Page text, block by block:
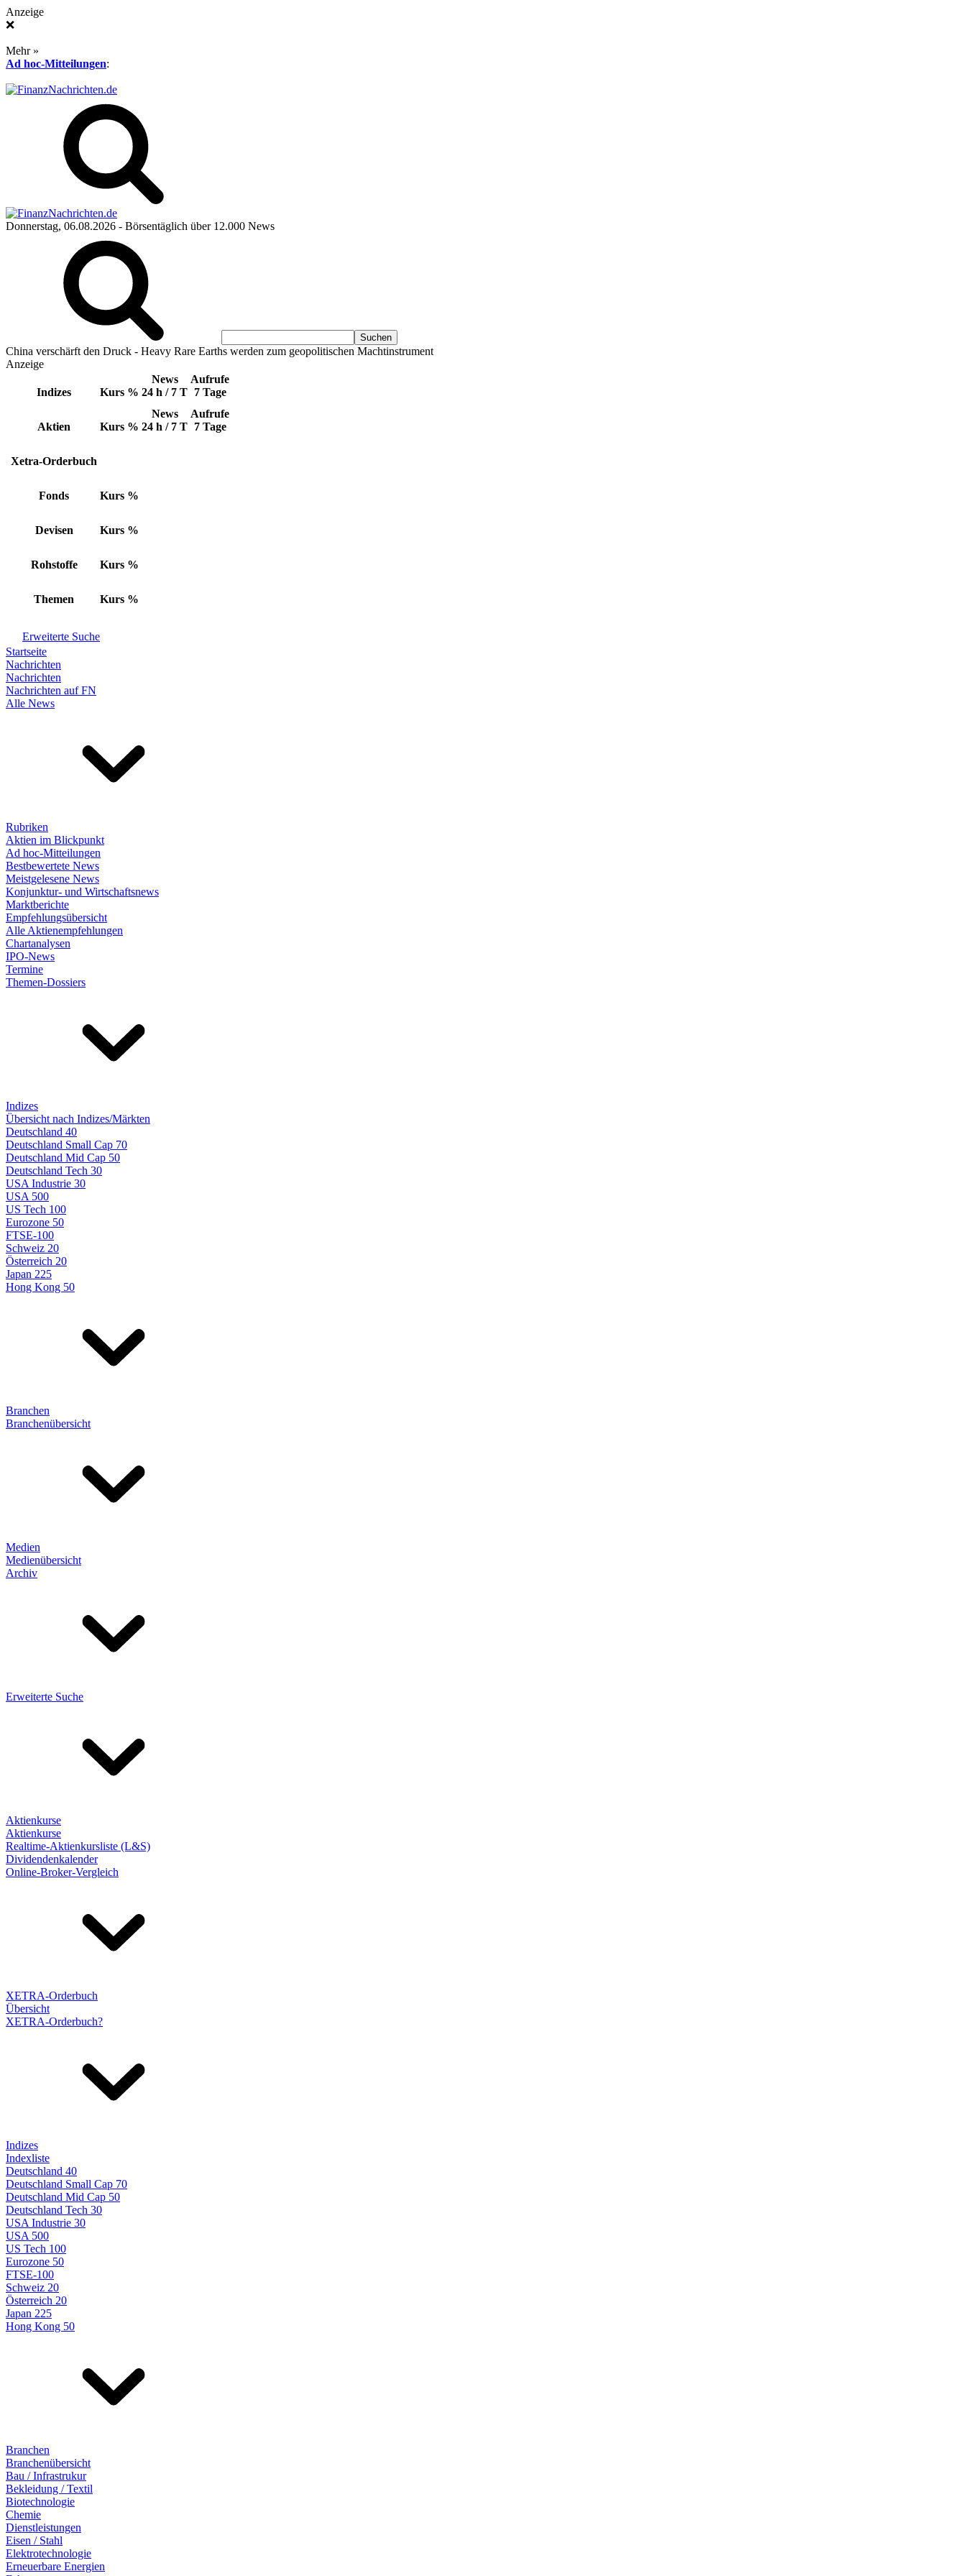
Anzeige
❌
Mehr »
Ad hoc-Mitteilungen:
Donnerstag, 06.08.2026 - Börsentäglich über 12.000 News
China verschärft den Druck - Heavy Rare Earths werden zum geopolitischen Machtinstrument
Anzeige
Indizes Kurs %
News
24 h / 7 T
Aufrufe
7 Tage
Aktien Kurs %
News
24 h / 7 T
Aufrufe
7 Tage
Xetra-Orderbuch
Fonds Kurs %
Devisen Kurs %
Rohstoffe Kurs %
Themen Kurs %
Erweiterte Suche
Startseite
Nachrichten
Nachrichten
Nachrichten auf FN
Alle News
Rubriken
Aktien im Blickpunkt
Ad hoc-Mitteilungen
Bestbewertete News
Meistgelesene News
Konjunktur- und Wirtschaftsnews
Marktberichte
Empfehlungsübersicht
Alle Aktienempfehlungen
Chartanalysen
IPO-News
Termine
Themen-Dossiers
Indizes
Übersicht nach Indizes/Märkten
Deutschland 40
Deutschland Small Cap 70
Deutschland Mid Cap 50
Deutschland Tech 30
USA Industrie 30
USA 500
US Tech 100
Eurozone 50
FTSE-100
Schweiz 20
Österreich 20
Japan 225
Hong Kong 50
Branchen
Branchenübersicht
Medien
Medienübersicht
Archiv
Erweiterte Suche
Aktienkurse
Aktienkurse
Realtime-Aktienkursliste (L&S)
Dividendenkalender
Online-Broker-Vergleich
XETRA-Orderbuch
Übersicht
XETRA-Orderbuch?
Indizes
Indexliste
Deutschland 40
Deutschland Small Cap 70
Deutschland Mid Cap 50
Deutschland Tech 30
USA Industrie 30
USA 500
US Tech 100
Eurozone 50
FTSE-100
Schweiz 20
Österreich 20
Japan 225
Hong Kong 50
Branchen
Branchenübersicht
Bau / Infrastrukur
Bekleidung / Textil
Biotechnologie
Chemie
Dienstleistungen
Eisen / Stahl
Elektrotechnologie
Erneuerbare Energien